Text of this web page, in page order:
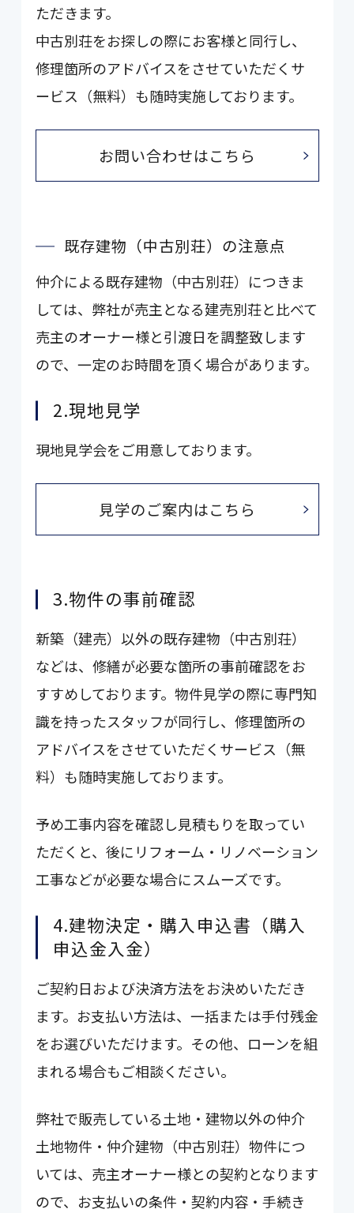
ただきます。
中古別荘をお探しの際にお客様と同行し、
修理箇所のアドバイスをさせていただくサ
ービス（無料）も随時実施しております。
お問い合わせはこちら
既存建物（中古別荘）の注意点
仲介による既存建物（中古別荘）につきま
しては、弊社が売主となる建売別荘と比べて
売主のオーナー様と引渡日を調整致します
ので、一定のお時間を頂く場合があります。
2.現地見学
現地見学会をご用意しております。
見学のご案内はこちら
3.物件の事前確認
新築（建売）以外の既存建物（中古別荘）
などは、修繕が必要な箇所の事前確認をお
すすめしております。物件見学の際に専門知
識を持ったスタッフが同行し、修理箇所の
アドバイスをさせていただくサービス（無
料）も随時実施しております。
予め工事内容を確認し見積もりを取ってい
ただくと、後にリフォーム・リノベーション
工事などが必要な場合にスムーズです。
4.建物決定・購入申込書（購入
申込金入金）
ご契約日および決済方法をお決めいただき
ます。お支払い方法は、一括または手付残金
をお選びいただけます。その他、ローンを組
まれる場合もご相談ください。
弊社で販売している土地・建物以外の仲介
土地物件・仲介建物（中古別荘）物件につ
いては、売主オーナー様との契約となります
ので、お支払いの条件・契約内容・手続き